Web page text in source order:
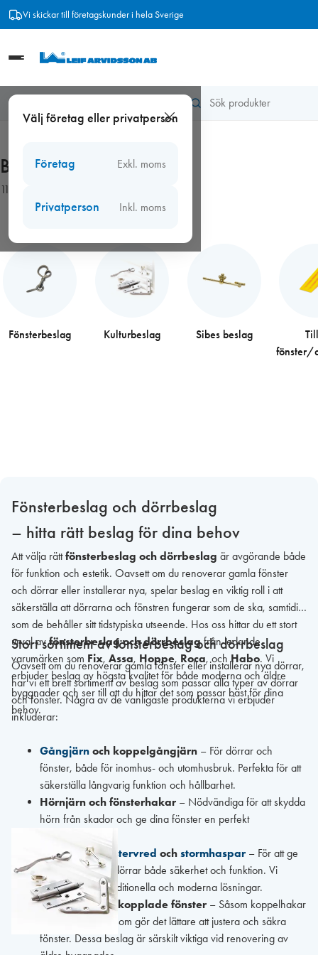
Hoppa
Vi skickar till företagskunder i hela Sverige
Välj företag eller privatperson
Företag Exkl. moms
Privatperson Inkl. moms
Beslag
1124 produkter
Fönsterbeslag Kulturbeslag Sibes beslag
fönster/
Fönsterbeslag och dörrbeslag
– hitta rätt beslag för dina behov
Att välja rättfönsterbeslag och dörrbeslag är avgörande både
för funktion och estetik. Oavsett om du renoverar gamla fönster
och dörrar eller installerar nya, spelar beslag en viktig roll i att
säkerställa att dörrarna och fönstren fungerar som de ska, samtidigt
som de behåller sitt tidstypiska utseende. Hos oss hittar du ett stort
urval avfönsterbeslag och dörrbeslagfrån ledande
varumärken som Fix, Assa, Hoppe, Roca, ochHabo. Vi
erbjuder beslag av högsta kvalitet för både moderna och äldre
byggnader och ser till att du hittar det som passar bäst för dina
behov.
Stort sortiment av fönsterbeslag och dörrbeslag
Oavsett om du renoverar gamla fönster eller installerar nya dörrar,
har vi ett brett sortiment av beslag som passar alla typer av dörrar
och fönster. Några av de vanligaste produkterna vi erbjuder
inkluderar:
Gångjärn och koppelgångjärn – För dörrar och
fönster, både för inomhus- och utomhusbruk. Perfekta för att
säkerställa långvarig funktion och hållbarhet.
Hörnjärn och fönsterhakar – Nödvändiga för att skydda
hörn från skador och ge dina fönster en perfekt
Fönsterlås,fönstervred och stormhaspar – För att ge
dina fönster och dörrar både säkerhet och funktion. Vi
erbjuder både traditionella och moderna lösningar.
Beslagning för kopplade fönster – Såsom koppelhakar
och koppelskruv som gör det lättare att justera och säkra
fönster. Dessa beslag är särskilt viktiga vid renovering av